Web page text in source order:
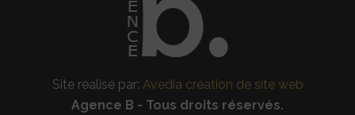
Site réalisé par: Avedia création de site web
Agence B - Tous droits réservés.